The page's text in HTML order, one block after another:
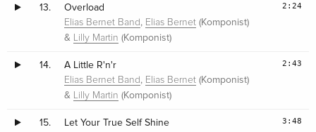
13. Overload
Elias Bernet Band , Elias Bernet (Komponist)
& Lilly Martin (Komponist)
2:24
14. A Little R'n'r
Elias Bernet Band , Elias Bernet (Komponist)
& Lilly Martin (Komponist)
2:43
15. Let Your True Self Shine 3:48